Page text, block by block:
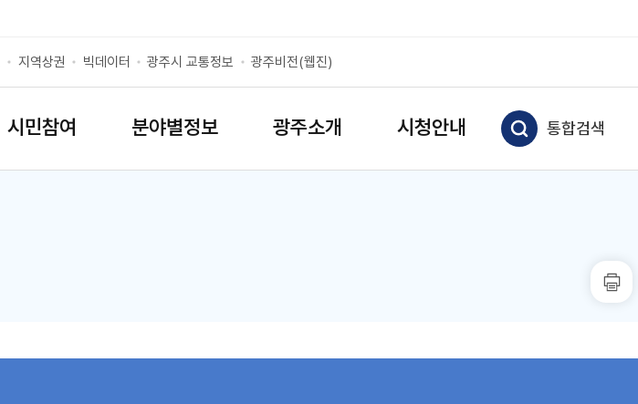
지역상권 빅데이터 광주시 교통정보 광주비전(웹진)
시민참여 분야별정보 광주소개 시청안내 통합검색